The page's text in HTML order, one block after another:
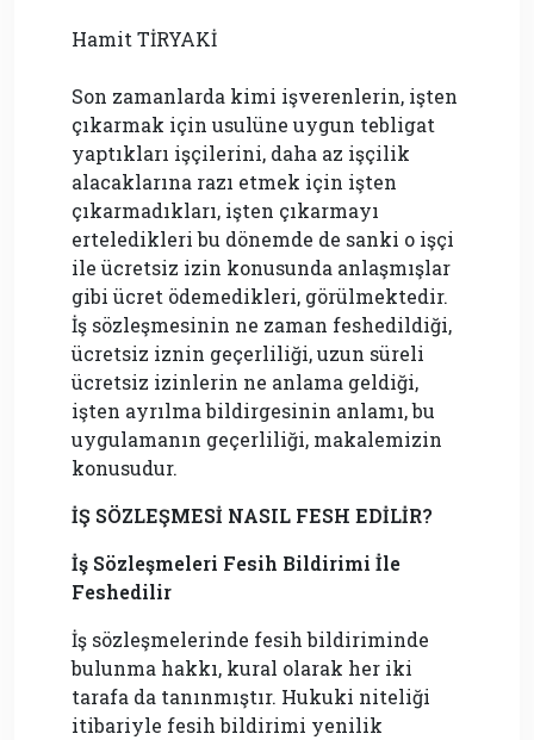
Hamit TİRYAKİ
Son zamanlarda kimi işverenlerin, işten
çıkarmak için usulüne uygun tebligat
yaptıkları işçilerini, daha az işçilik
alacaklarına razı etmek için işten
çıkarmadıkları, işten çıkarmayı
erteledikleri bu dönemde de sanki o işçi
ile ücretsiz izin konusunda anlaşmışlar
gibi ücret ödemedikleri, görülmektedir.
İş sözleşmesinin ne zaman feshedildiği,
ücretsiz iznin geçerliliği, uzun süreli
ücretsiz izinlerin ne anlama geldiği,
işten ayrılma bildirgesinin anlamı, bu
uygulamanın geçerliliği, makalemizin
konusudur.
İŞ SÖZLEŞMESİ NASIL FESH EDİLİR?
İş Sözleşmeleri Fesih Bildirimi İle
Feshedilir
İş sözleşmelerinde fesih bildiriminde
bulunma hakkı, kural olarak her iki
tarafa da tanınmıştır. Hukuki niteliği
itibariyle fesih bildirimi yenilik